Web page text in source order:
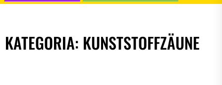
KATEGORIA: KUNSTSTOFFZÄUNE